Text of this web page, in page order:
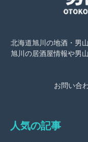
北海道旭川の地酒・男
旭川の居酒屋情報や男
お問い合
人気の記事